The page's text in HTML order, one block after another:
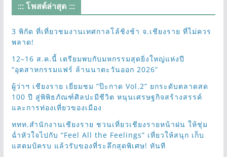
::: โพสต์ล่าสุด :::
3 พิกัด ที่เที่ยวชมงานเทศกาลโล้ชิงช้า จ.เชียงราย ที่ไม่ควร
พลาด!
12–16 ส.ค.นี้ เตรียมพบกับมหกรรมสุดยิ่งใหญ่แห่งปี
“อุตสาหกรรมแฟร์ ล้านนาตะวันออก 2026”
ผู้ว่าฯ เชียงราย เยี่ยมชม “ป๊ะกาด Vol.2” ยกระดับตลาดสด
100 ปี สู่พิพิธภัณฑ์ศิลปะมีชีวิต หนุนเศรษฐกิจสร้างสรรค์
และการท่องเที่ยวของเมือง
ททท.สำนักงานเชียงราย ชวนเที่ยวเชียงรายหน้าฝน ให้ชุ่ม
ฉ่ำหัวใจไปกับ “Feel All the Feelings” เที่ยวให้สนุก เก็บ
แสตมป์ครบ แล้วรับของที่ระลึกสุดพิเศษ! ทันที